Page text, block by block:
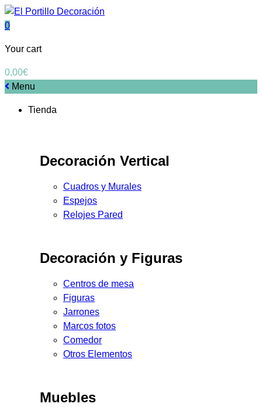
0
Your cart
0,00€
Menu
Tienda
Decoración Vertical
Cuadros y Murales
Espejos
Relojes Pared
Decoración y Figuras
Centros de mesa
Figuras
Jarrones
Marcos fotos
Comedor
Otros Elementos
Muebles